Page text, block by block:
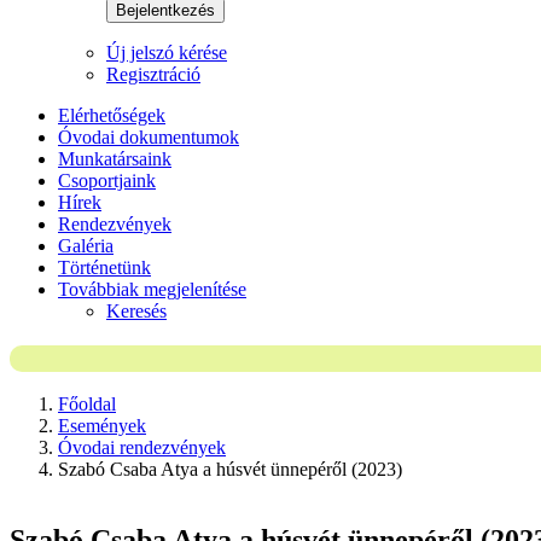
Bejelentkezés
Új jelszó kérése
Regisztráció
Elérhetőségek
Óvodai dokumentumok
Munkatársaink
Csoportjaink
Hírek
Rendezvények
Galéria
Történetünk
Továbbiak megjelenítése
Keresés
Főoldal
Események
Óvodai rendezvények
Szabó Csaba Atya a húsvét ünnepéről (2023)